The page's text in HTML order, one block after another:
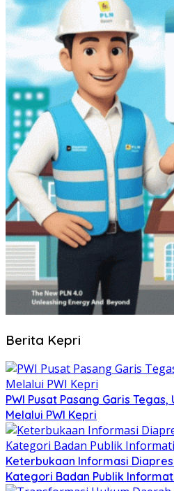
Berita Kepri
PWI Pusat Pasang Garis Tegas,
Melalui PWI Kepri
Keterbukaan Informasi
Kategori Badan Publik